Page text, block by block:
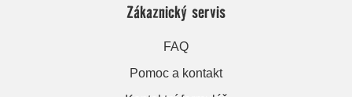
Zákaznický servis
FAQ
Pomoc a kontakt